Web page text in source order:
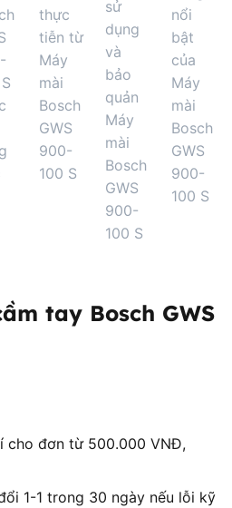
tay Bosch GWS
cho đơn từ 500.000 VNĐ,
1-1 trong 30 ngày nếu lỗi kỹ